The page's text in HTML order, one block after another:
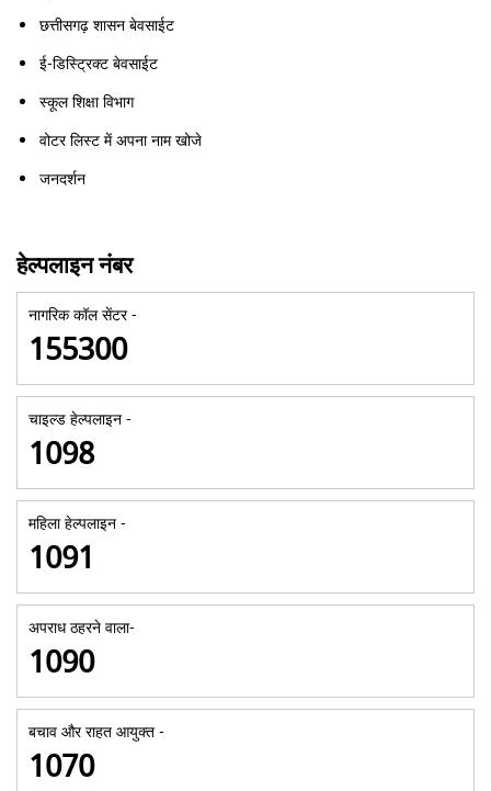
छत्तीसगढ़ शासन बेवसाईट
ई-डिस्ट्रिक्ट बेवसाईट
स्कूल शिक्षा विभाग
वोटर लिस्ट में अपना नाम खोजे
जनदर्शन
हेल्पलाइन नंबर
नागरिक कॉल सेंटर -
155300
चाइल्ड हेल्पलाइन -
1098
महिला हेल्पलाइन -
1091
अपराध ठहरने वाला-
1090
बचाव और राहत आयुक्त -
1070